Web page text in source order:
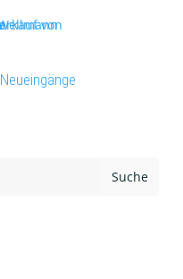
Neueingänge